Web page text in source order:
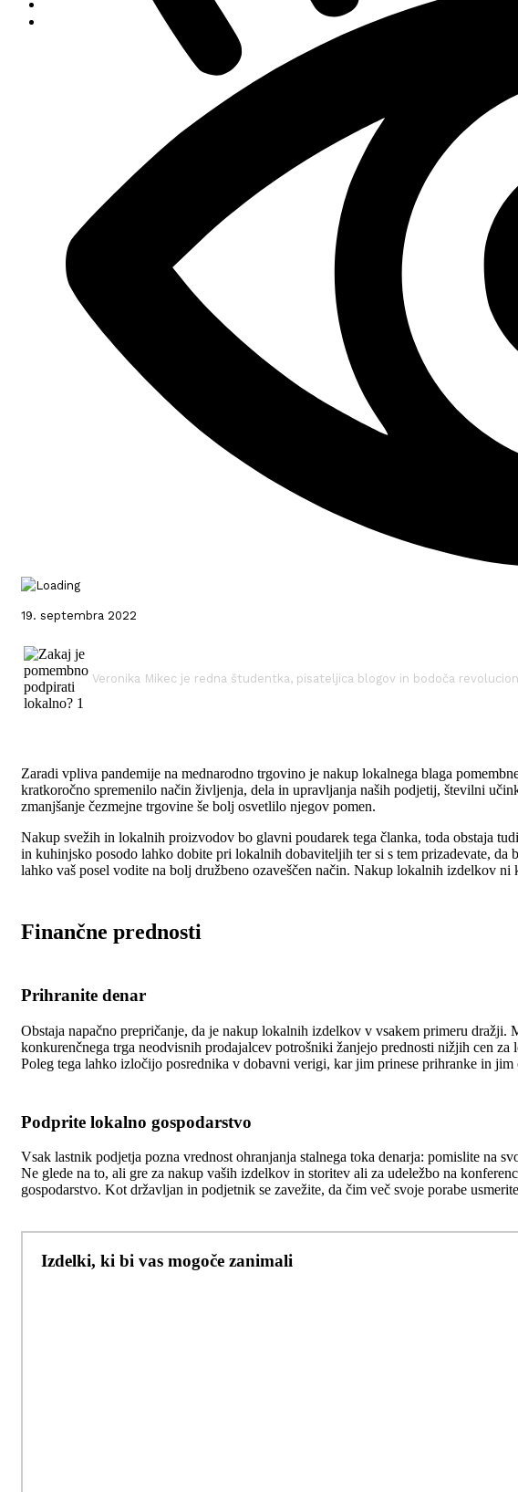
19. septembra 2022
Veronika Mikec je redna študentka, pisateljica blogov in bodoča
Zaradi vpliva pandemije na mednarodno trgovino je nakup lokalnega blaga
kratkoročno spremenilo način življenja, dela in upravljanja naših podjetij, številni
zmanjšanje čezmejne trgovine še bolj osvetlilo njegov pomen.
Nakup svežih in lokalnih proizvodov bo glavni poudarek tega članka, toda obstaja
in kuhinjsko posodo lahko dobite pri lokalnih dobaviteljih ter si s tem prizadevate,
lahko vaš posel vodite na bolj družbeno ozaveščen način. Nakup lokalnih izdelkov
Finančne prednosti
Prihranite denar
Obstaja napačno prepričanje, da je nakup lokalnih izdelkov v vsakem primeru
konkurenčnega trga neodvisnih prodajalcev potrošniki žanjejo prednosti nižjih cen
Poleg tega lahko izločijo posrednika v dobavni verigi, kar jim prinese prihranke in
Podprite lokalno gospodarstvo
Vsak lastnik podjetja pozna vrednost ohranjanja stalnega toka denarja: pomislite na
Ne glede na to, ali gre za nakup vaših izdelkov in storitev ali za udeležbo na
gospodarstvo. Kot državljan in podjetnik se zavežite, da čim več svoje porabe
Izdelki, ki bi vas mogoče zanimali